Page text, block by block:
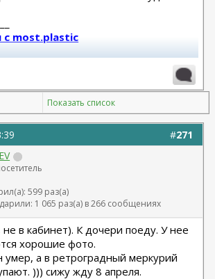
с most.plastic
лба Барсегян Овсеп
рук Джимиев Мулдар (в одну оп)
475сс деми 20.03.23 Арамян
04.24 + коррекция липофилингом
+ нити 10.2022 - Андрющенко
сожжена платизма и нити стояли
Бадри,
2019 - Малкаров
Показать список
#271
599 раз(а)
1 065 раз(а) в 266 сообщениях
не в кабинет). К дочери поеду. У нее
хорошие фото.
умер, а в ретроградный меркурий
))) сижу жду 8 апреля.